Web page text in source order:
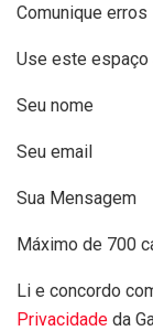
Comunique erros
Use este espaço
Seu nome
Seu email
Sua Mensagem
Máximo de 700
Li e concordo
Privacidade da